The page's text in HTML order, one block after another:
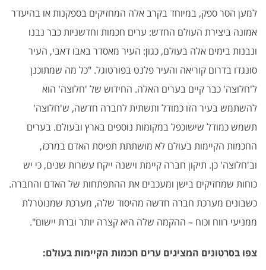
למען הסר ספק, במיוחד בקרב אלה המחזיקים בספקנות או בהיעדר
אמונה ביצירת העולם החדש: ערים חכמות וחדשניות כבר נבנו
ונבנות בימים אלה בעולם, כגון: העיר מאסדר באבו דאבי, העיר
סונגדו בדרום קוריאה והעיר פלנט בפורטוגל. "כל מה שמתוכנן
ל'חלוצה' כבר קיים בערים האלה. החידוש של 'חלוצה' הוא
להשתמש בעיר הזו כמודל ותשתית לחברה חדשה, ש'חלוצה'
תשמש כמודל שישוכפל במקומות נוספים בארץ ובעולם. בערים
החכמות הקיימות בעולם לא מושתתת תפיסת האדם במרכז,
וב'חלוצה' כן. תיקון חברה קיימת וישנה ייקח עשרות שנים, כי יש
כוחות שמחזיקים בישן ומעכבים את ההתפתחות של האדם והחברה.
כשבונים מערכת חברה חדשה מהיסוד שלה, מערכת שמנוטרלת
ממניעי רווח וכוח – ההקמה שלה היא קצרה יותר וברת יישום".
צפו בסרטונים המציגים ערים חכמות הקיימות בעולם: